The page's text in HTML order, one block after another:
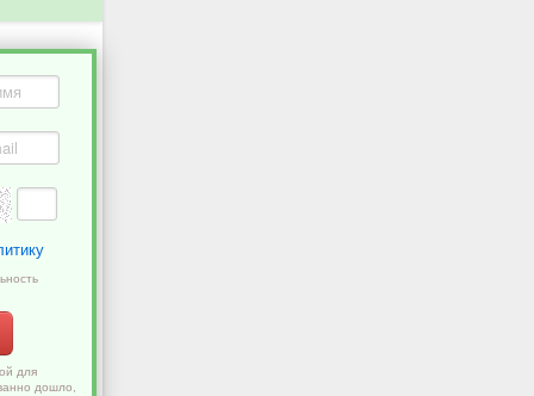
для
дошло,